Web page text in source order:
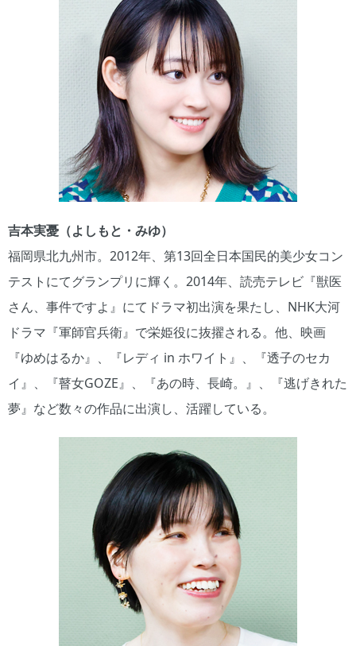
吉本実憂（よしもと・みゆ）
福岡県北九州市。2012年、第13回全日本国民的美少女コン
テストにてグランプリに輝く。2014年、読売テレビ『獣医
さん、事件ですよ』にてドラマ初出演を果たし、NHK大河
ドラマ『軍師官兵衛』で栄姫役に抜擢される。他、映画
『ゆめはるか』、『レディ in ホワイト』、『透子のセカ
イ』、『瞽女GOZE』、『あの時、長崎。』、『逃げきれた
夢』など数々の作品に出演し、活躍している。